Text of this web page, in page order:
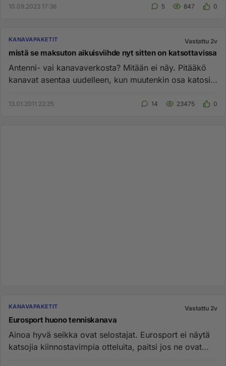
10.09.2023 17:36 5 847 0
KANAVAPAKETIT Vastattu 2v
mistä se maksuton aikuisviihde nyt sitten on katsottavissa
Antenni- vai kanavaverkosta? Mitään ei näy. Pitääkö
kanavat asentaa uudelleen, kun muutenkin osa katosi
13.01.2011 22:35 14 23475 0
KANAVAPAKETIT Vastattu 2v
Eurosport huono tenniskanava
Ainoa hyvä seikka ovat selostajat. Eurosport ei näytä
katsojia kiinnostavimpia otteluita, paitsi jos ne ovat